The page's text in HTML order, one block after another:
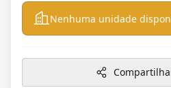
Nenhuma unidade